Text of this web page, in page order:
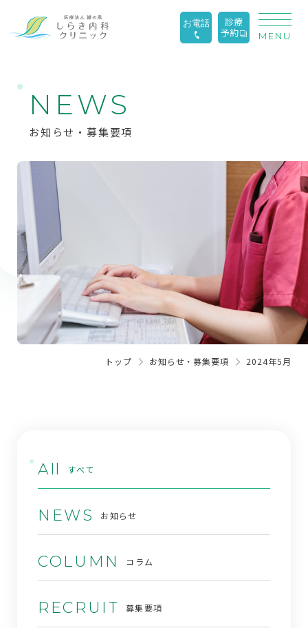
お電話
診療
予約
MENU
N EWS
お知らせ・募集要項
トップ お知らせ・募集要項 2024年5月
All すべて
NEWS お知らせ
COLUMN コラム
RECRUIT 募集要項